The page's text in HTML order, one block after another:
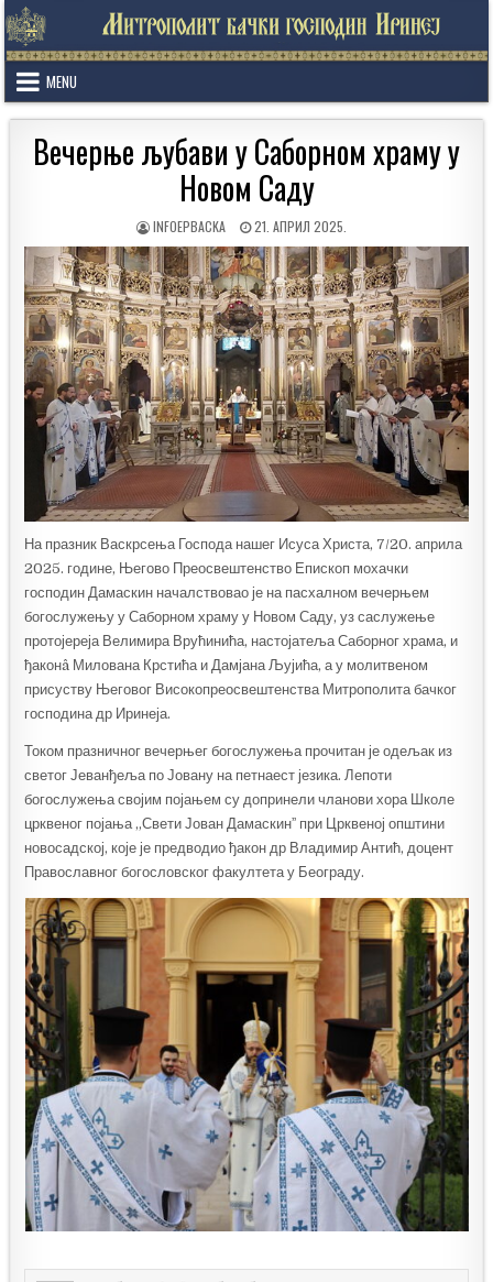
Skip
to
content
MENU
Вечерње љубави у Саборном храму у
Новом Саду
AUTHOR:
INFOEPBACKA
PUBLISHED
DATE:
21. АПРИЛ 2025.
На празник Васкрсења Господа нашег Исуса Христа, 7/20. априла
2025. године, Његово Преосвештенство Епископ мохачки
господин Дамаскин началствовао је на пасхалном вечерњем
богослужењу у Саборном храму у Новом Саду, уз саслужење
протојереја Велимира Врућинића, настојатеља Саборног храма, и
ђаконâ Милована Крстића и Дамјана Љујића, а у молитвеном
присуству Његовог Високопреосвештенства Митрополита бачког
господина др Иринеја.
Током празничног вечерњег богослужења прочитан је одељак из
светог Јеванђеља по Јовану на петнаест језика. Лепоти
богослужења својим појањем су допринели чланови хора Школе
црквеног појања „Свети Јован Дамаскинˮ при Црквеној општини
новосадској, које је предводио ђакон др Владимир Антић, доцент
Православног богословског факултета у Београду.